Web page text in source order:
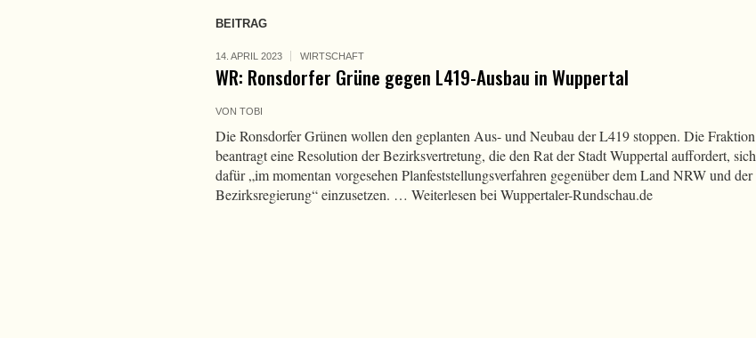
BEITRAG
14. APRIL 2023 WIRTSCHAFT
WR: Ronsdorfer Grüne gegen L419-Ausbau​ in Wuppertal
VON TOBI
Die Ronsdorfer Grünen wollen den geplanten Aus- und Neubau der L419 stoppen. Die Fraktion
beantragt eine Resolution der Bezirksvertretung, die den Rat der Stadt Wuppertal auffordert, sich
dafür „im momentan vorgesehen Planfeststellungsverfahren gegenüber dem Land NRW und der
Bezirksregierung“ einzusetzen. … Weiterlesen bei Wuppertaler-Rundschau.de